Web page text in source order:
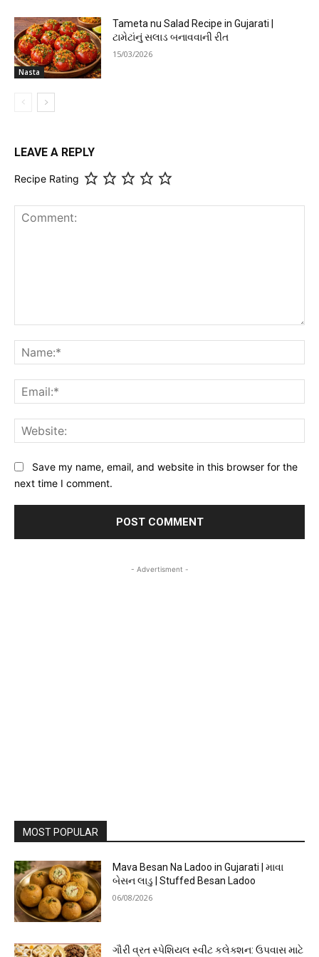
Nasta
Tameta nu Salad Recipe in Gujarati |
ટામેટાંનું સલાડ બનાવવાની રીત
15/03/2026
LEAVE A REPLY
Recipe Rating
Save my name, email, and website in this browser for the
next time I comment.
- Advertisment -
MOST POPULAR
Mava Besan Na Ladoo in Gujarati | માવા
બેસન લાડુ | Stuffed Besan Ladoo
06/08/2026
ગૌરી વ્રત સ્પેશિયલ સ્વીટ કલેક્શન: ઉપવાસ માટે